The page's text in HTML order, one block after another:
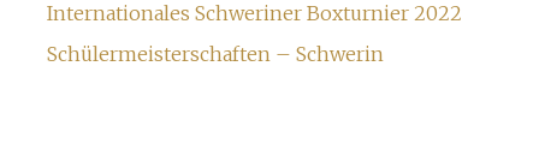
Internationales Schweriner Boxturnier 2022
Schülermeisterschaften – Schwerin